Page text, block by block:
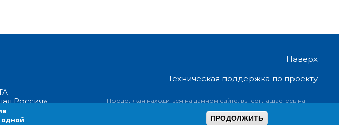
Россия».
Наверх
Техническая поддержка по проекту
Продолжая находиться на данном сайте, вы соглашаетесь на
предоставление информации об ip-адресе, имени и стране
домена провайдера, переходах с одной страницы на другую и
одной
ПРОДОЛЖИТЬ